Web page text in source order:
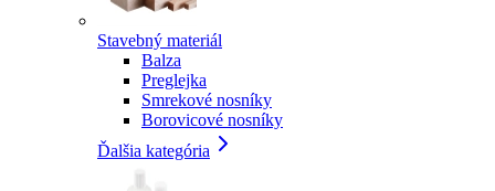
Stavebný materiál
Balza
Preglejka
Smrekové nosníky
Borovicové nosníky
Ďalšia kategória